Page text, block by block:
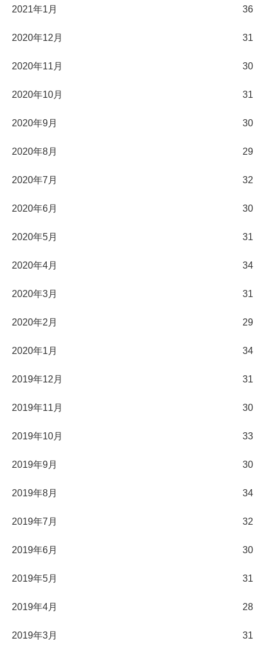
2021年1月 36
2020年12月 31
2020年11月 30
2020年10月 31
2020年9月 30
2020年8月 29
2020年7月 32
2020年6月 30
2020年5月 31
2020年4月 34
2020年3月 31
2020年2月 29
2020年1月 34
2019年12月 31
2019年11月 30
2019年10月 33
2019年9月 30
2019年8月 34
2019年7月 32
2019年6月 30
2019年5月 31
2019年4月 28
2019年3月 31